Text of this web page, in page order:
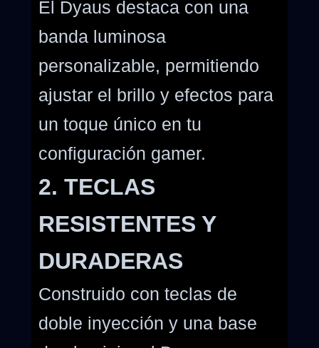
El Dyaus destaca con una
banda luminosa
personalizable, permitiendo
ajustar el brillo y efectos para
un toque único en tu
configuración gamer.
2. TECLAS
RESISTENTES Y
DURADERAS
Construido con teclas de
doble inyección y una base